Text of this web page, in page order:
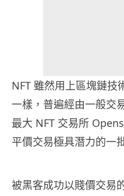
NFT 雖然用上區塊鏈技
一樣，普遍經由一般交
最大 NFT 交易所
平價交易極具潛力的一
被黑客成功以賤價交易